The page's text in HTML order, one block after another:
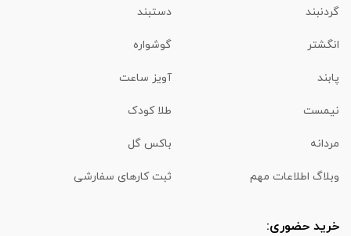
گردنبند دستبند
انگشتر گوشواره
پابند آویز ساعت
نیمست طلا کودک
مردانه باکس گل
وبلاگ اطلاعات مهم ثبت کارهای سفارشی
خرید حضوری: